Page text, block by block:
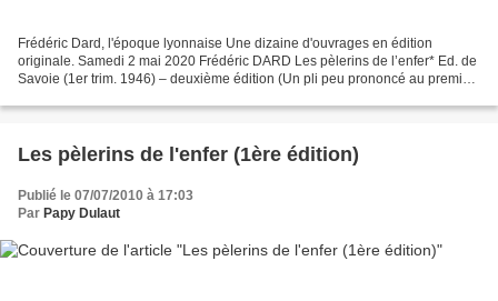
Frédéric Dard, l'époque lyonnaise Une dizaine d'ouvrages en édition
originale. Samedi 2 mai 2020 Frédéric DARD Les pèlerins de l’enfer* Ed. de
Savoie (1er trim. 1946) – deuxième édition (Un pli peu prononcé au premier
Les pèlerins de l'enfer (1ère édition)
Publié le 07/07/2010 à 17:03
Par Papy Dulaut